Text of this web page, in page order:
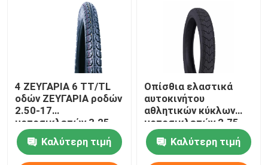
4 ΖΕΥΓΑΡΙΑ 6 TT/TL
οδών ΖΕΥΓΑΡΙΑ ροδών
2.50-17
μοτοσικλετών 3.25-
16 3.50-16 J607
Καλύτερη τιμή
Οπίσθια ελαστικά
αυτοκινήτου
αθλητικών κύκλων
μοτοσικλετών 2.75-
17 J616 6 ΖΕΥΓΆΡΙΑ
πλαισίων 1.85*17
TT/TL 47P
Καλύτερη τιμή